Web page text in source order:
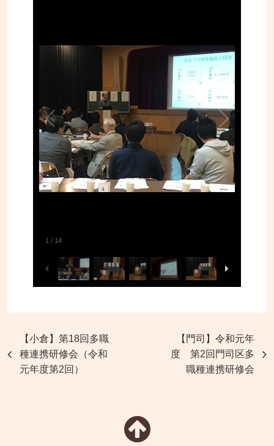
1 / 14
【小倉】第18回多職
種連携研修会（令和
元年度第2回）
【門司】令和元年
度 第2回門司区多
職種連携研修会